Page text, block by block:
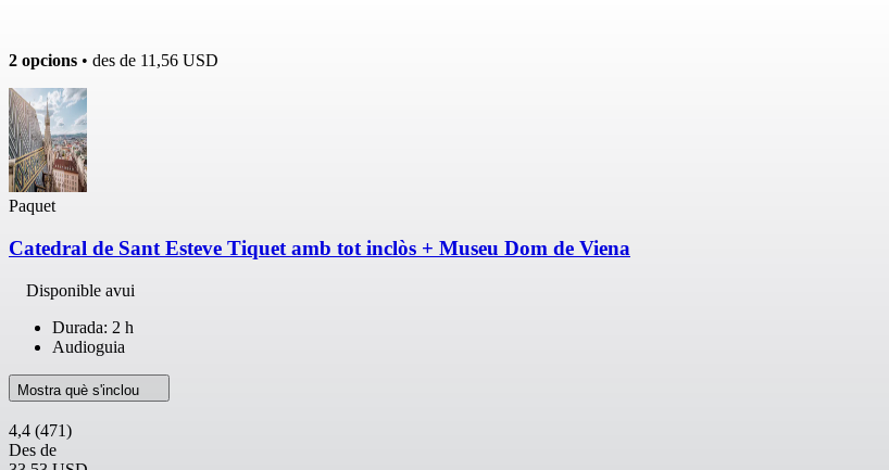
2 opcions • des de 11,56 USD
Paquet
Catedral de Sant Esteve Tiquet amb tot inclòs + Museu Dom de Viena
Disponible avui
Durada: 2 h
Audioguia
Mostra què s'inclou
4,4 (471)
Des de